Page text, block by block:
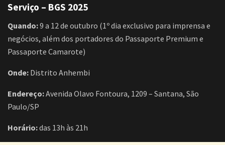
Serviço – BGS 2025
Quando:9 a 12 de outubro (1º dia exclusivo para imprensa e
negócios, além dos portadores do Passaporte Premium e
Passaporte Camarote)
Onde: Distrito Anhembi
Endereço:Avenida Olavo Fontoura, 1209 – Santana, São
Paulo/SP
Horário:das 13h às 21h